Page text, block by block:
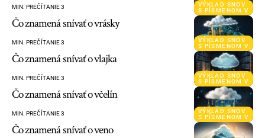
VÝKLAD SNOV
S PÍSMENOM V
MIN. PREČÍTANIE 3
VÝKLAD SNOV
S PÍSMENOM V
Čo znamená snívať o vrásky
MIN. PREČÍTANIE 3
VÝKLAD SNOV
S PÍSMENOM V
Čo znamená snívať o vlajka
MIN. PREČÍTANIE 3
VÝKLAD SNOV
S PÍSMENOM V
Čo znamená snívať o včelín
MIN. PREČÍTANIE 3
Čo znamená snívať o veno